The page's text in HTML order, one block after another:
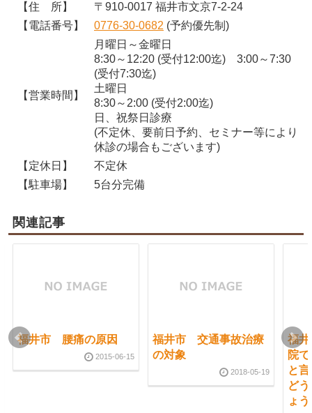
【住 所】
〒910-0017 福井市文京7-2-24
【電話番号】
0776-30-0682 (予約優先制)
【営業時間】
月曜日～金曜日
8:30～12:20 (受付12:00迄) 3:00～7:30
(受付7:30迄)
土曜日
8:30～2:00 (受付2:00迄)
日、祝祭日診療
(不定休、要前日予約、セミナー等により
休診の場合もございます)
【定休日】
不定休
【駐車場】
5台分完備
関連記事
福井市 腰痛の原因
2015-06-15
福井市 交通事故治療
の対象
2018-05-19
福
院
と
ど
ょ